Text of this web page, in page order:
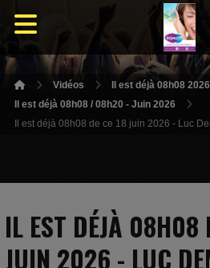
Vidéos
Il est déjà 08h08 2026
Il est déjà 08h08 / 08h20 - Juin 2026
Il est déjà 08h08 de ce 18 juin 2026 - Luc
IL EST DÉJÀ 08H08
JUIN 2026 - LUC